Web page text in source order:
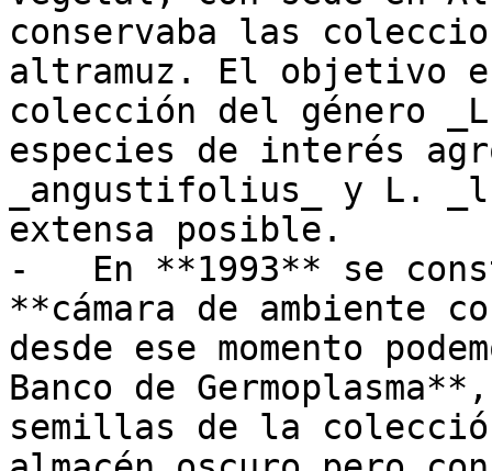
conservaba las
altramuz. El objetivo
colección del género
especies de interés
_angustifolius_ y L.
extensa posible.
-   En **1993** se
**cámara de ambiente
desde ese momento
Banco de
semillas de la